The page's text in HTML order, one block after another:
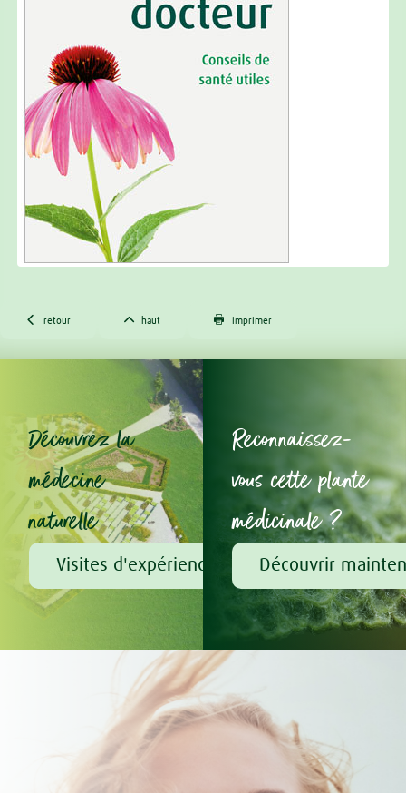
 retour  haut  imprimer
Découvrez la
médecine
naturelle
Visites d'expérience chez A.Vogel
Reconnaissez-
vous cette plante
médicinale ?
Découvrir